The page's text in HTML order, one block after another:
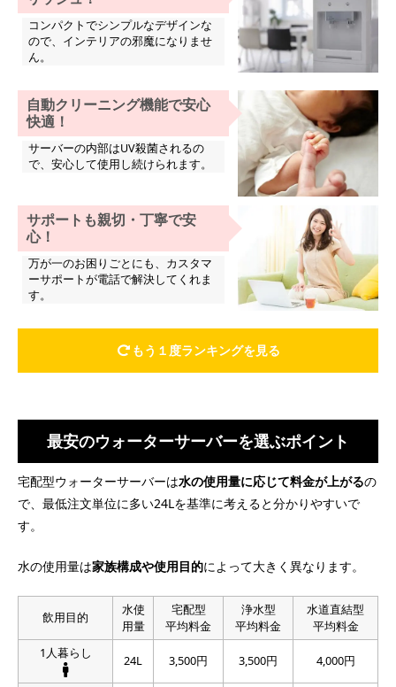
コンパクトでシンプルなデザインな
ので、インテリアの邪魔になりませ
ん。
自動クリーニング機能で安心
快適！
サーバーの内部はUV殺菌されるの
で、安心して使用し続けられます。
サポートも親切・丁寧で安
心！
万が一のお困りごとにも、カスタマ
ーサポートが電話で解決してくれま
す。
もう１度ランキングを見る
最安のウォーターサーバーを選ぶポイント
宅配型ウォーターサーバーは水の使用量に応じて料金が上がるの
で、最低注文単位に多い24Lを基準に考えると分かりやすいで
す。
水の使用量は家族構成や使用目的によって大きく異なります。
飲用目的
水使
用量
宅配型
平均料金
浄水型
平均料金
水道直結型
平均料金
1人暮らし
24L 3,500円 3,500円 4,000円